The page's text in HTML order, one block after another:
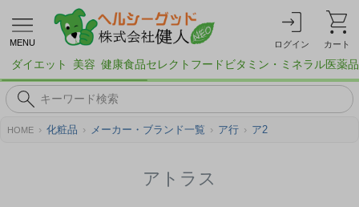
MENU ログイン カート
ダイエット 美容 健康食品セレクトフード ビタミン・ミネラル医薬品
HOME 化粧品 メーカー・ブランド一覧 ア行 ア2
アトラス